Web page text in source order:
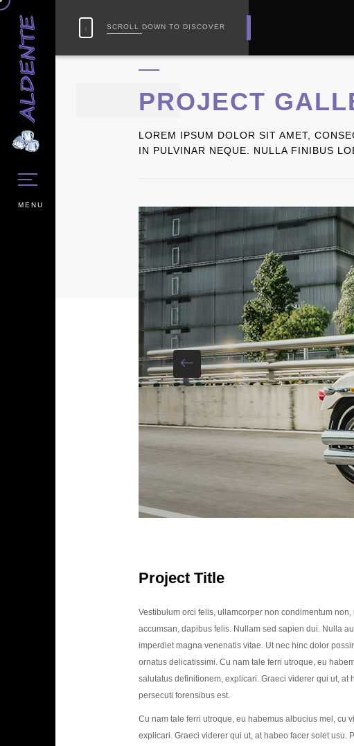
MENU
SCROLL DOWN TO DISCOVER
PROJECT
LOREM IPSUM DOLOR SIT AMET,
IN PULVINAR NEQUE. NULLA FINIBUS
Project Title
Vestibulum orci felis, ullamcorper non condimentum non,
accumsan, dapibus felis. Nullam sed sapien dui. Nulla
imperdiet magna venenatis vitae. Ut nec hinc dolor
ornatus delicatissimi. Cu nam tale ferri utroque, eu
salutatus definitionem, explicari. Graeci viderer qui ut,
persecuti forensibus est.
Cu nam tale ferri utroque, eu habemus albucius mel, cu
explicari. Graeci viderer qui ut, at habeo facer solet